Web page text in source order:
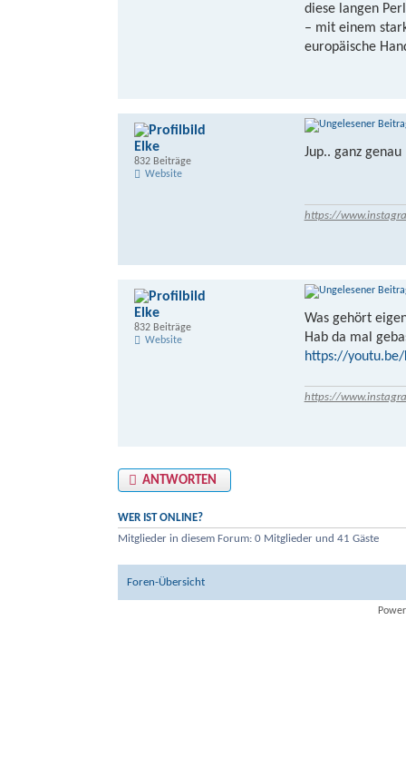
diese langen
– mit einem
europäische
Jup.. ganz genau
https://
Elke
832 Beiträge
Website
Was gehört
Hab da mal
https://youtu.be/
https://
Elke
832 Beiträge
Website
ANTWORTEN
WER IST ONLINE?
Mitglieder in diesem Forum: 0 Mitglieder und 41 Gäste
Foren-Übersicht